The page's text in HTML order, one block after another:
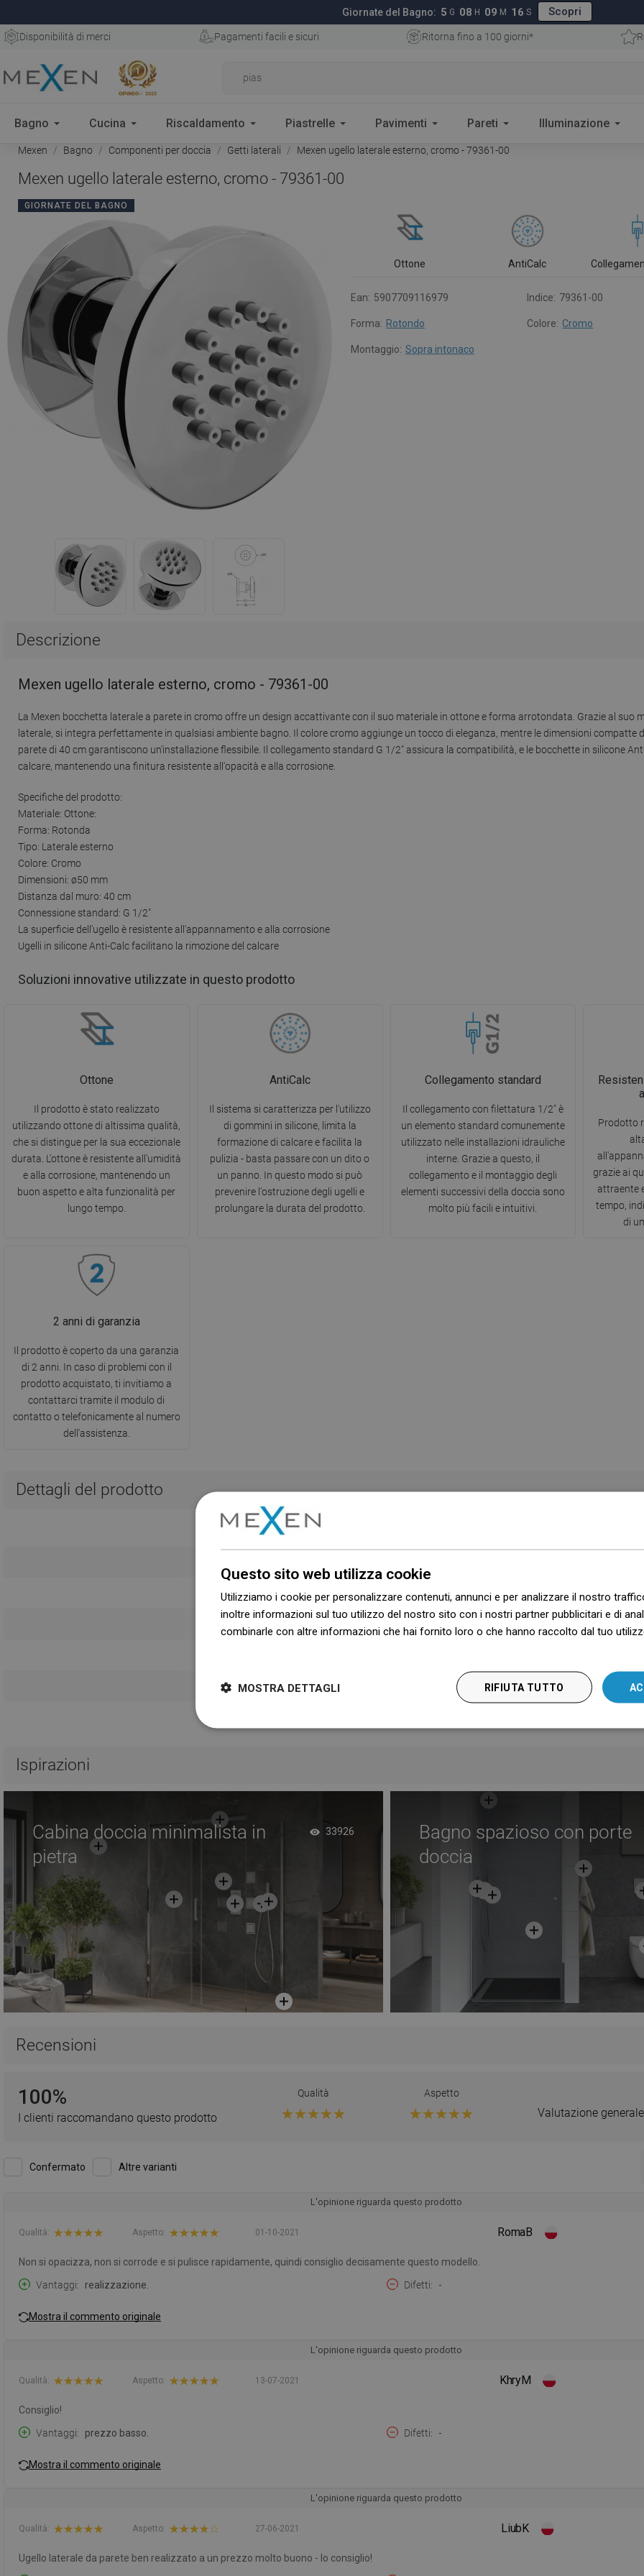
Giornate del Bagno: 5 G 08 H 09 M 15 S Scopri
Disponibilità di merci Pagamenti facili e sicuri Ritorna fino a 100 giorni*
Bagno Cucina Riscaldamento Piastrelle Pavimenti Pareti Illuminazione
Mexen Bagno Componenti per doccia Getti laterali Mexen ugello laterale esterno, cromo - 79361-00
Mexen ugello laterale esterno, cromo - 79361-00
GIORNATE DEL BAGNO
Ottone AntiCalc
Ean: 5907709116979 Indice: 79361-00
Forma: Rotondo Colore: Cromo
Montaggio: Sopra intonaco
Descrizione
Mexen ugello laterale esterno, cromo - 79361-00
La Mexen bocchetta laterale a parete in cromo offre un design accattivante con il suo materiale in ottone e forma arrotondata. Grazie al suo
laterale, si integra perfettamente in qualsiasi ambiente bagno. Il colore cromo aggiunge un tocco di eleganza, mentre le dimensioni compatte
parete di 40 cm garantiscono un'installazione flessibile. Il collegamento standard G 1/2" assicura la compatibilità, e le bocchette in silicone
calcare, mantenendo una finitura resistente all'opacità e alla corrosione.
Specifiche del prodotto:
Materiale: Ottone:
Forma: Rotonda
Tipo: Laterale esterno
Colore: Cromo
Dimensioni: ø50 mm
Distanza dal muro: 40 cm
Connessione standard: G 1/2"
La superficie dell'ugello è resistente all'appannamento e alla corrosione
Ugelli in silicone Anti-Calc facilitano la rimozione del calcare
Soluzioni innovative utilizzate in questo prodotto
Ottone
Il prodotto è stato realizzato
utilizzando ottone di altissima qualità,
che si distingue per la sua eccezionale
durata. L'ottone è resistente all'umidità
e alla corrosione, mantenendo un
buon aspetto e alta funzionalità per
lungo tempo.
AntiCalc
Il sistema si caratterizza per l'utilizzo
di gommini in silicone, limita la
formazione di calcare e facilita la
pulizia - basta passare con un dito o
un panno. In questo modo si può
prevenire l'ostruzione degli ugelli e
prolungare la durata del prodotto.
Collegamento standard
Il collegamento con filettatura 1/2" è
un elemento standard comunemente
utilizzato nelle installazioni idrauliche
interne. Grazie a questo, il
collegamento e il montaggio degli
elementi successivi della doccia sono
molto più facili e intuitivi.
Prodotto
grazie ai
attraente
tempo,
di
2 anni di garanzia
Il prodotto è coperto da una garanzia
di 2 anni. In caso di problemi con il
prodotto acquistato, ti invitiamo a
contattarci tramite il modulo di
contatto o telefonicamente al numero
dell'assistenza.
Dettagli del prodotto
Montaggio Sopra intonaco
Condizioni di garanzia Scaricamento
Ispirazioni
Cabina doccia minimalista in
pietra
33926
Bagno spazioso con porte
doccia
Recensioni
100%
I clienti raccomandano questo prodotto
Qualità Aspetto
Valutazione
Confermato Altre varianti
L'opinione riguarda questo prodotto
RomaB
01-10-2021
Qualità: Aspetto:
Non si opacizza, non si corrode e si pulisce rapidamente, quindi consiglio decisamente questo modello.
Vantaggi
realizzazione. Difetti -
Mostra il commento originale
L'opinione riguarda questo prodotto
KhryM
13-07-2021
Qualità: Aspetto:
Consiglio!
Vantaggi
prezzo basso. Difetti -
Mostra il commento originale
L'opinione riguarda questo prodotto
LiubK
27-06-2021
Qualità: Aspetto:
Ugello laterale da parete ben realizzato a un prezzo molto buono - lo consiglio!
Questo sito web utilizza cookie
Utilizziamo i cookie per personalizzare contenuti, annunci e per analizzare il nostro
inoltre informazioni sul tuo utilizzo del nostro sito con i nostri partner pubblicitari e di
combinarle con altre informazioni che hai fornito loro o che hanno raccolto dal tuo
RIFIUTA TUTTO
MOSTRA DETTAGLI